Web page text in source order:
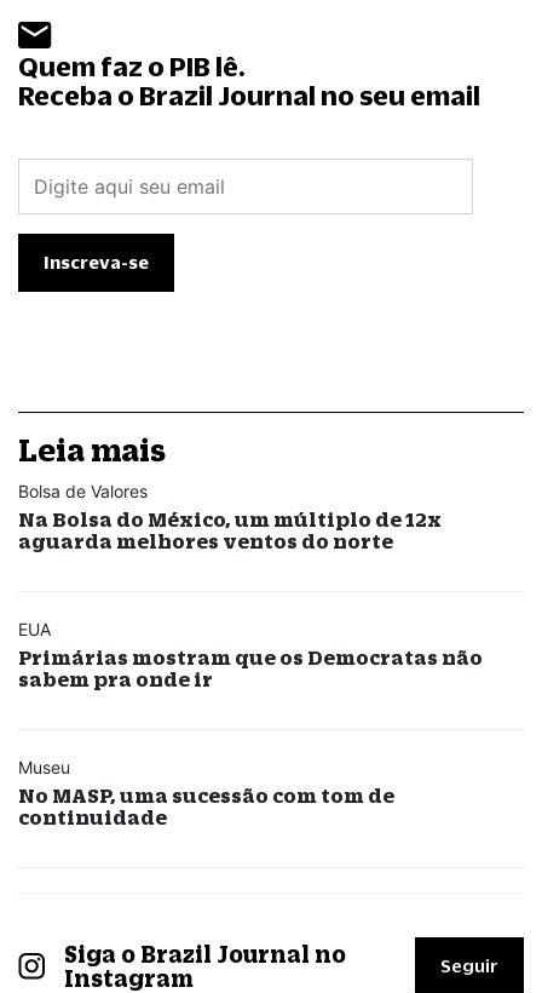
Quem faz o PIB lê.
Receba o Brazil Journal no seu email
Leia mais
Bolsa de Valores
Na Bolsa do México, um múltiplo de 12x
aguarda melhores ventos do norte
EUA
Primárias mostram que os Democratas não
sabem pra onde ir
Museu
No MASP, uma sucessão com tom de
continuidade
Siga o Brazil Journal no
Instagram
Seguir